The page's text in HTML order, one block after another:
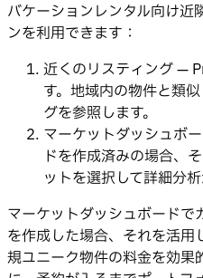
バケーションレンタル向け近
ンを利用できます：
近くのリスティング —
す。地域内の物件と類
グを参照します。
マーケットダッシュボ
ドを作成済みの場合、
ットを選択して詳細分析
マーケットダッシュボードで
を作成した場合、それを活用
規ユニーク物件の料金を効果